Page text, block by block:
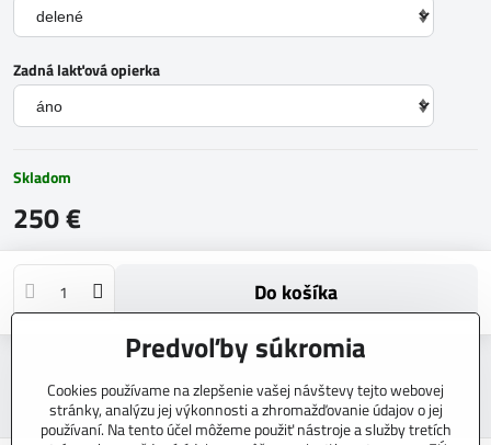
Zadná lakťová opierka
Skladom
250 €
Do košíka
Otázka k produktu Strážny pes
Doručenia
Výrobca:CARTEX
Predvoľby súkromia
Cookies používame na zlepšenie vašej návštevy tejto webovej
stránky, analýzu jej výkonnosti a zhromažďovanie údajov o jej
používaní. Na tento účel môžeme použiť nástroje a služby tretích